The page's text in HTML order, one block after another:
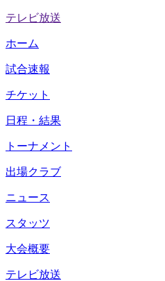
テレビ放送
ホーム
試合速報
チケット
日程・結果
トーナメント
出場クラブ
ニュース
スタッツ
大会概要
テレビ放送